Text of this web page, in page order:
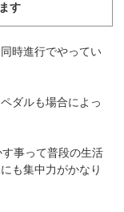
す
時進行でやってい
ダルも場合によっ
事って普段の生活
も集中力がかなり